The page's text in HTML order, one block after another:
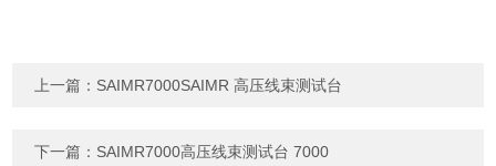
上一篇： SAIMR7000SAIMR 高压线束测试台
下一篇： SAIMR7000高压线束测试台 7000